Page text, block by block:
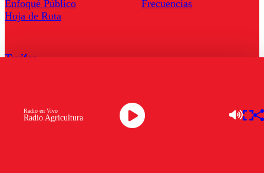
Radio Agricultura
Radio en Vivo
Enfoqué Público
Hoja de Ruta
Frecuencias
Tarifas